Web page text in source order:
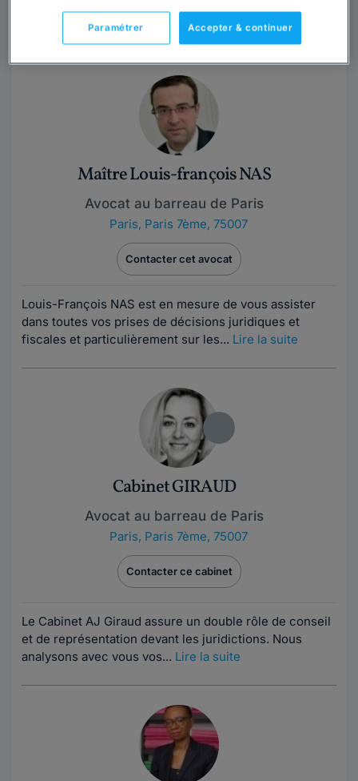
Le cabinet Lazarègue Avocats est spécialisé dans les
problématiques...Lire la suite
Maître Louis-françois NAS
Avocat au barreau de Paris
Paris, Paris 7ème, 75007
Contacter cet avocat
Louis-François NAS est en mesure de vous assister
dans toutes vos prises de décisions juridiques et
fiscales et particulièrement sur les... Lire la suite
Cabinet GIRAUD
Avocat au barreau de Paris
Paris, Paris 7ème, 75007
Contacter ce cabinet
Le Cabinet AJ Giraud assure un double rôle de conseil
et de représentation devant les juridictions. Nous
analysons avec vous vos... Lire la suite
Accepter & continuer
Paramétrer